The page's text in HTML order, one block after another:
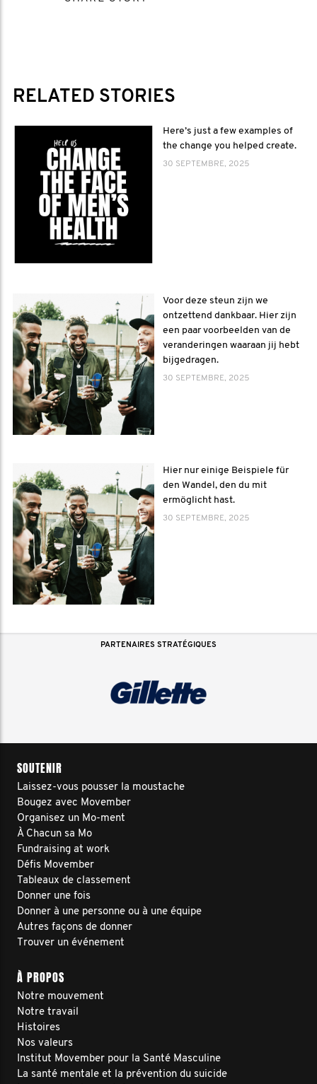
RELATED STORIES
Here’s just a few examples of
the change you helped create.
30 SEPTEMBRE, 2025
Voor deze steun zijn we
ontzettend dankbaar. Hier zijn
een paar voorbeelden van de
veranderingen waaraan jij hebt
bijgedragen.
30 SEPTEMBRE, 2025
Hier nur einige Beispiele für
den Wandel, den du mit
ermöglicht hast.
30 SEPTEMBRE, 2025
PARTENAIRES STRATÉGIQUES
SOUTENIR
Laissez-vous pousser la moustache
Bougez avec Movember
Organisez un Mo-ment
À Chacun sa Mo
Fundraising at work
Défis Movember
Tableaux de classement
Donner une fois
Donner à une personne ou à une équipe
Autres façons de donner
Trouver un événement
À PROPOS
Notre mouvement
Notre travail
Histoires
Nos valeurs
Institut Movember pour la Santé Masculine
La santé mentale et la prévention du suicide